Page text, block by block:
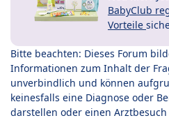
BabyClub
Vorteile
Bitte beachten: Dieses Forum
Informationen zum Inhalt der
unverbindlich und können
keinesfalls eine Diagnose oder
darstellen oder einen Arztbesuch